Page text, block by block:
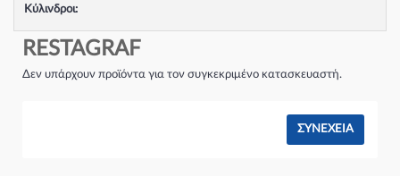
Κύλινδροι:
Τύπος κινητήρα:
RESTAGRAF
Δεν υπάρχουν προϊόντα για τον συγκεκριμένο κατασκευαστή.
ΣΥΝΈΧΕΙΑ